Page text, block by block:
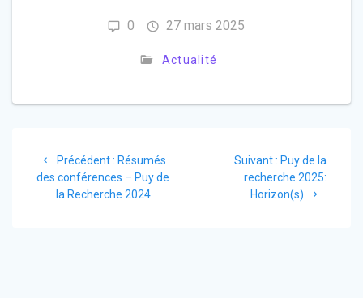
0 27 mars 2025
Actualité
Précédent : Résumés
des conférences – Puy de
la Recherche 2024
Suivant : Puy de la
recherche 2025:
Horizon(s)